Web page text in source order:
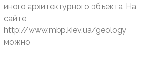
иного архитектурного объекта. На
сайте
http://www.mbp.kiev.ua/geology
можно